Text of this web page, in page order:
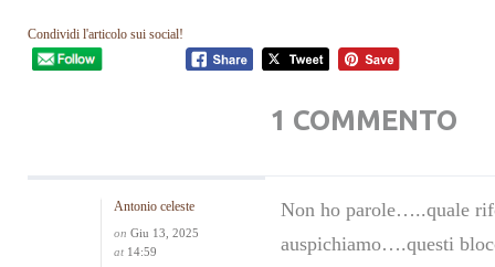
Condividi l'articolo sui social!
1 COMMENTO
Antonio celeste
on Giu 13, 2025
at 14:59
Non ho parole…..quale
auspichiamo….questi